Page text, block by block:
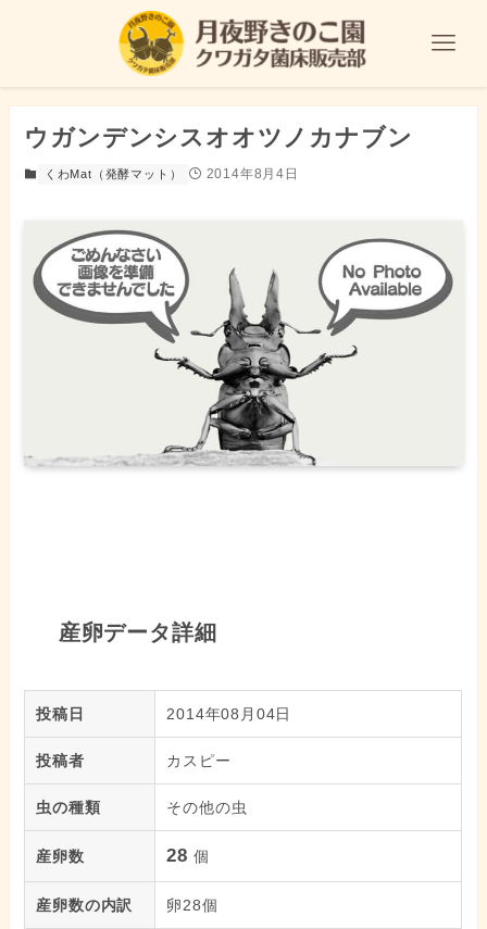
ウガンデンシスオオツノカナブン
くわMat（発酵マット） 2014年8月4日
産卵データ詳細
投稿日 2014年08月04日
投稿者 カスピー
虫の種類 その他の虫
産卵数 28 個
産卵数の内訳 卵28個